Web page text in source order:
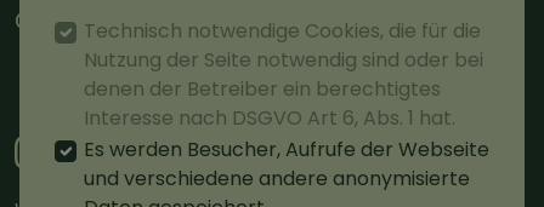
Technisch notwendige Cookies, die für die
Nutzung der Seite notwendig sind oder bei
denen der Betreiber ein berechtigtes
Interesse nach DSGVO Art 6, Abs. 1 hat.
Es werden Besucher, Aufrufe der Webseite
und verschiedene andere anonymisierte
Cookie-Einstellungen
Vertrag widerrufen